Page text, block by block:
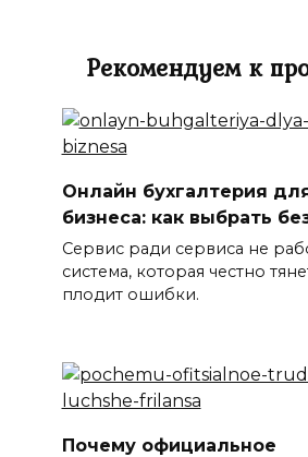
Рекомендуем к
Онлайн бухгалтерия
бизнеса: как выбрать
Сервис ради сервиса не
система, которая честно
плодит ошибки.
Почему официальное